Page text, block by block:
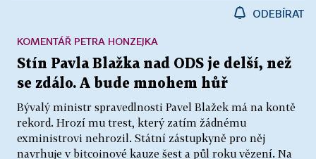
ODEBÍRAT
Stín Pavla Blažka nad ODS je delší, než
se zdálo. A bude mnohem hůř
Bývalý ministr spravedlnosti Pavel Blažek má na kontě
rekord. Hrozí mu trest, který zatím žádnému
exministrovi nehrozil. Státní zástupkyně pro něj
navrhuje v bitcoinové kauze šest a půl roku vězení. Na
KOMENTÁŘ PETRA HONZEJKA